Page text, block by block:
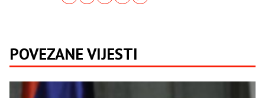
POVEZANE VIJESTI